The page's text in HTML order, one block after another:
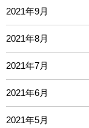
2021年9月
2021年8月
2021年7月
2021年6月
2021年5月